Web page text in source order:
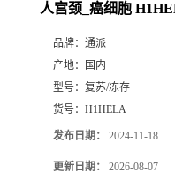
人宫颈_癌细胞
品牌： 通派
产地：
国内
型号： 复苏/冻存
货号： H1HELA
发布日期： 2024-11-18
更新日期： 2026-08-07